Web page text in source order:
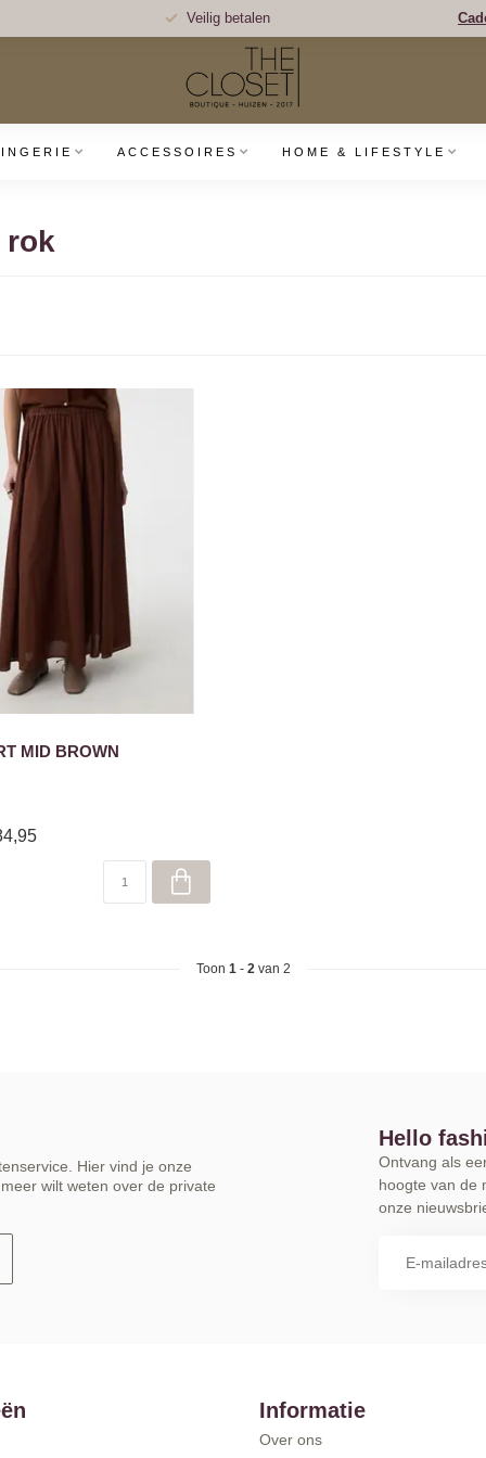
Veilig betalen
ACCESSOIRES HOME & LIFESTYLE
rok
MID BROWN
Toon 1- 2van 2
Hier vind je onze
wilt weten over de private
Hello
Ontvang als
hoogte van de
onze
Informatie
Over ons